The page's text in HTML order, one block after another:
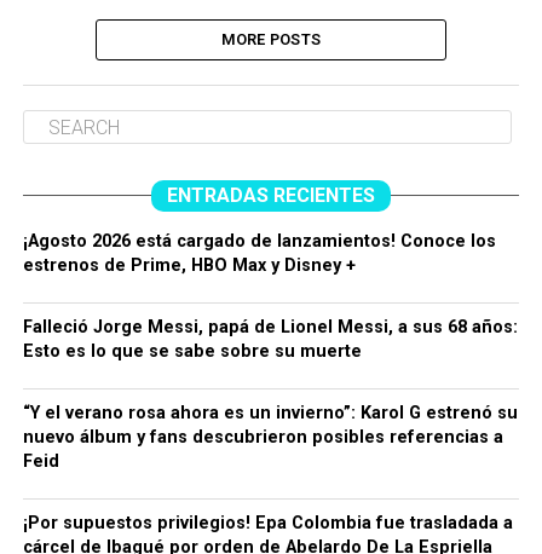
MORE POSTS
ENTRADAS RECIENTES
¡Agosto 2026 está cargado de lanzamientos! Conoce los
estrenos de Prime, HBO Max y Disney +
Falleció Jorge Messi, papá de Lionel Messi, a sus 68 años:
Esto es lo que se sabe sobre su muerte
“Y el verano rosa ahora es un invierno”: Karol G estrenó su
nuevo álbum y fans descubrieron posibles referencias a
Feid
¡Por supuestos privilegios! Epa Colombia fue trasladada a
cárcel de Ibagué por orden de Abelardo De La Espriella